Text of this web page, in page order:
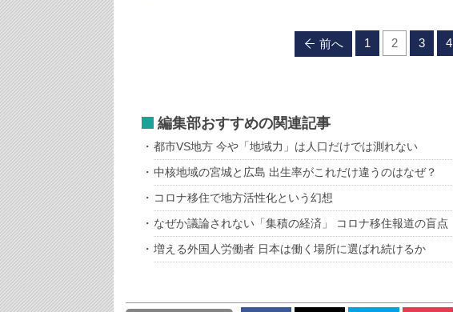
前へ 1 2 3 4
編集部おすすめの関連記事
都市VS地方 今や「地域力」は人口だけでは測れない
中核地域の宮城と広島 出生率がこれだけ違うのはなぜ？
コロナ移住で地方活性化という幻想
なぜか議論されない「集積の経済」 コロナ移住報道の盲点
増える外国人労働者 日本は働く場所に選ばれ続けるか